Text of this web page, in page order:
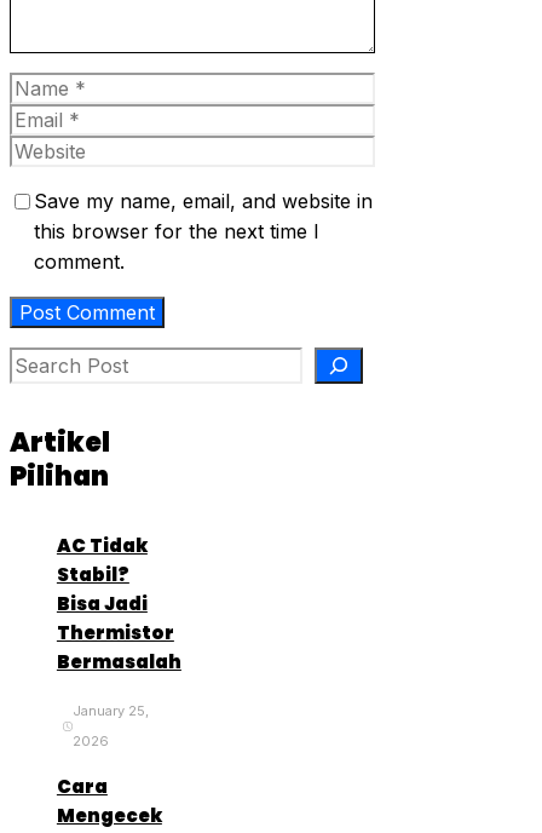
Name
Email
Website
Save my name, email, and website in
this browser for the next time I
comment.
Search
Artikel
Pilihan
AC Tidak
Stabil?
Bisa Jadi
Thermistor
Bermasalah
January 25,
2026
Cara
Mengecek